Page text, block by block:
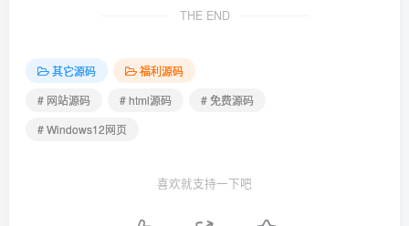
THE END
其它源码
福利源码
# 网站源码
# html源码
# 免费源码
# Windows12网页
喜欢就支持一下吧